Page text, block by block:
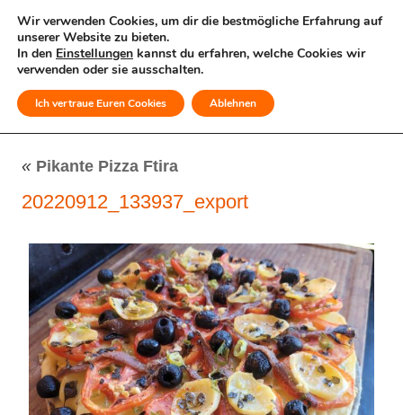
MENÜ
« Pikante Pizza Ftira
20220912_133937_export
Wir verwenden Cookies, um dir die bestmögliche Erfahrung auf
unserer Website zu bieten.
In den Einstellungen kannst du erfahren, welche Cookies wir
verwenden oder sie ausschalten.
Ich vertraue Euren Cookies Ablehnen